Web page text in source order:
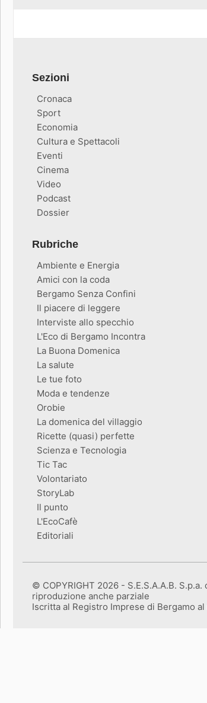
Sezioni
Cronaca
Sport
Economia
Cultura e Spettacoli
Eventi
Cinema
Video
Podcast
Dossier
Rubriche
Ambiente e Energia
Amici con la coda
Bergamo Senza Confini
Il piacere di leggere
Interviste allo specchio
L'Eco di Bergamo Incontra
La Buona Domenica
La salute
Le tue foto
Moda e tendenze
Orobie
La domenica del villaggio
Ricette (quasi) perfette
Scienza e Tecnologia
Tic Tac
Volontariato
StoryLab
Il punto
L'EcoCafè
Editoriali
© COPYRIGHT 2026 - S.E.S.A.A.B.
riproduzione anche parziale
Iscritta al Registro Imprese di Bergamo